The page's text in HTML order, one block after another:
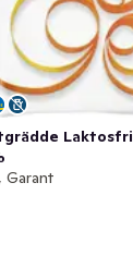
Laktosfri
Garant